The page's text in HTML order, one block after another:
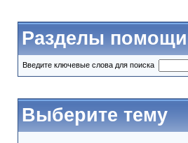
Разделы помощи
Введите ключевые слова для поиска
Выберите тему